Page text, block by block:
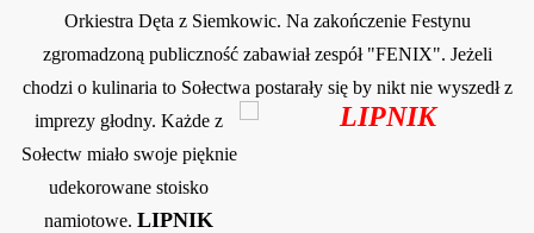
Orkiestra Dęta z Siemkowic. Na zakończenie Festynu
zgromadzoną publiczność zabawiał zespół "FENIX". Jeżeli
chodzi o kulinaria to Sołectwa postarały się by nikt nie wyszedł z
imprezy głodny. Każde z
Sołectw miało swoje pięknie
udekorowane stoisko
namiotowe. LIPNIK